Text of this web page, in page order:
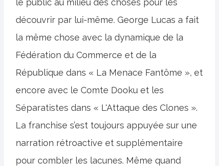
le public au milieu des choses pour les
découvrir par lui-même. George Lucas a fait
la même chose avec la dynamique de la
Fédération du Commerce et de la
République dans « La Menace Fantôme », et
encore avec le Comte Dooku et les
Séparatistes dans « L'Attaque des Clones ».
La franchise s’est toujours appuyée sur une
narration rétroactive et supplémentaire
pour combler les lacunes. Même quand